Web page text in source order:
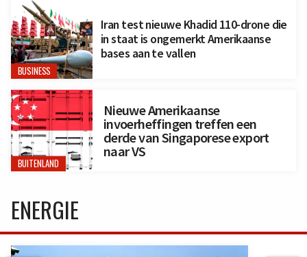
BUSINESS
Iran test nieuwe Khadid 110-drone die
in staat is ongemerkt Amerikaanse
bases aan te vallen
BUITENLAND
Nieuwe Amerikaanse
invoerheffingen treffen een
derde van Singaporese export
naar VS
ENERGIE